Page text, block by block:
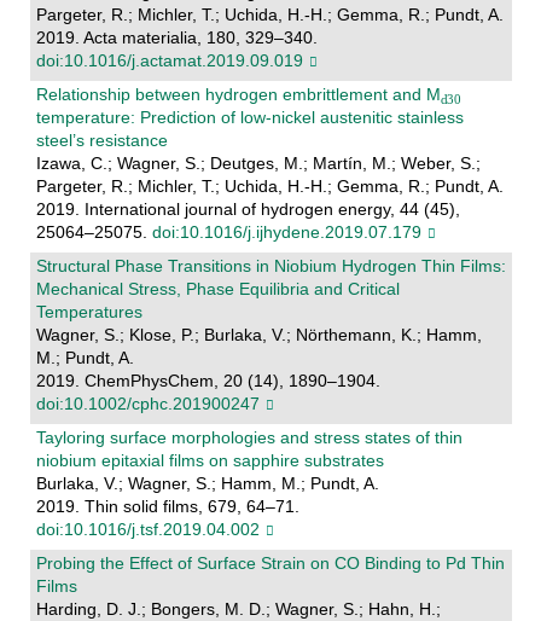
Pargeter, R.; Michler, T.; Uchida, H.-H.; Gemma, R.; Pundt, A.
2019. Acta materialia, 180, 329–340.
doi:10.1016/j.actamat.2019.09.019
Relationship between hydrogen embrittlement and M
temperature: Prediction of low-nickel austenitic stainless
steel’s resistance
Izawa, C.; Wagner, S.; Deutges, M.; Martín, M.; Weber, S.;
Pargeter, R.; Michler, T.; Uchida, H.-H.; Gemma, R.; Pundt, A.
2019. International journal of hydrogen energy, 44 (45),
25064–25075. doi:10.1016/j.ijhydene.2019.07.179
Structural Phase Transitions in Niobium Hydrogen Thin Films:
Mechanical Stress, Phase Equilibria and Critical
Temperatures
Wagner, S.; Klose, P.; Burlaka, V.; Nörthemann, K.; Hamm,
M.; Pundt, A.
2019. ChemPhysChem, 20 (14), 1890–1904.
doi:10.1002/cphc.201900247
Tayloring surface morphologies and stress states of thin
niobium epitaxial films on sapphire substrates
Burlaka, V.; Wagner, S.; Hamm, M.; Pundt, A.
2019. Thin solid films, 679, 64–71.
doi:10.1016/j.tsf.2019.04.002
Probing the Effect of Surface Strain on CO Binding to Pd Thin
Films
Harding, D. J.; Bongers, M. D.; Wagner, S.; Hahn, H.;